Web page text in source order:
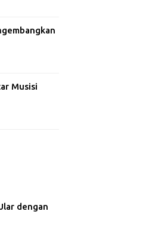
Musisi
dengan